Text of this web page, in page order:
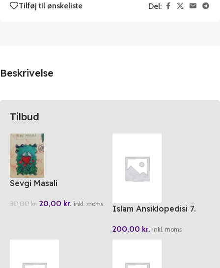
Tilføj til ønskeliste Del:
Beskrivelse
Tilbud
Sevgi Masali
30,00kr. 20,00 kr. inkl. moms
Islam Ansiklopedisi 7.
200,00 kr. inkl. moms